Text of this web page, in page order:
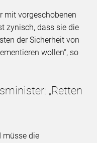
mit vorgeschobenen
zynisch, dass sie die
der Sicherheit von
wollen“, so
„Retten
müsse die